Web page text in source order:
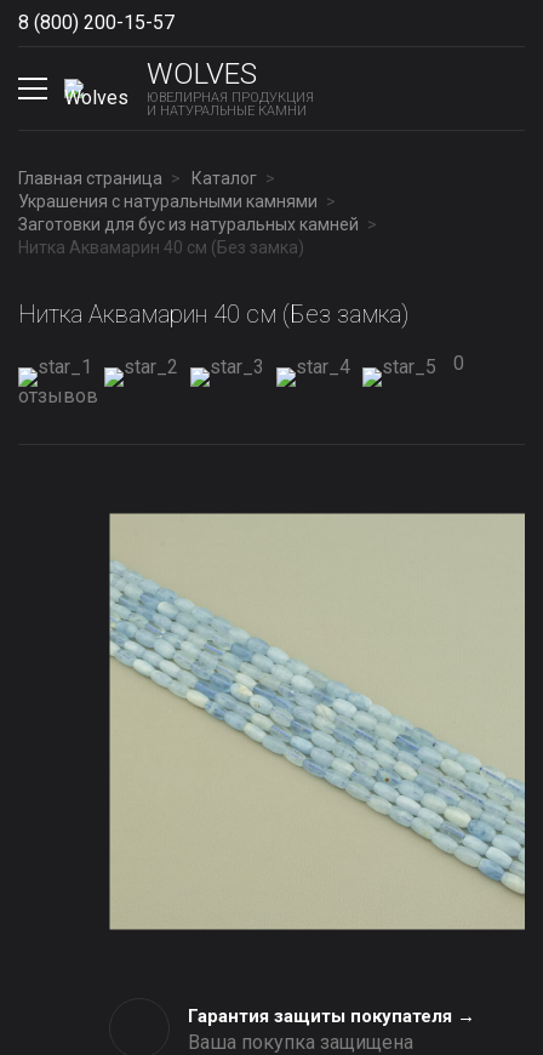
8 (800) 200-15-57
WOLVES
ЮВЕЛИРНАЯ ПРОДУКЦИЯ
И НАТУРАЛЬНЫЕ КАМНИ
Главная страница
Каталог
Украшения с натуральными камнями
Заготовки для бус из натуральных камней
Нитка Аквамарин 40 см (Без замка)
Нитка Аквамарин 40 см (Без замка)
0
отзывов
Гарантия защиты покупателя →
Ваша покупка защищена